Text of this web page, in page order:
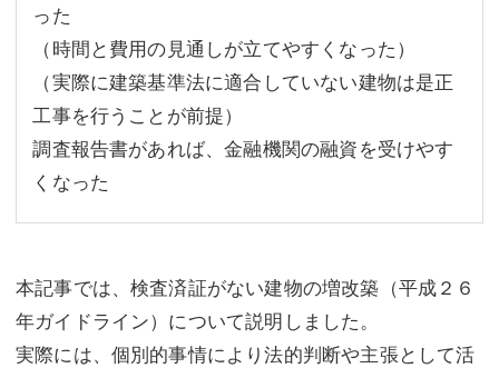
った
（時間と費用の見通しが立てやすくなった）
（実際に建築基準法に適合していない建物は是正
工事を行うことが前提）
調査報告書があれば、金融機関の融資を受けやす
くなった
本記事では、検査済証がない建物の増改築（平成２６
年ガイドライン）について説明しました。
実際には、個別的事情により法的判断や主張として活